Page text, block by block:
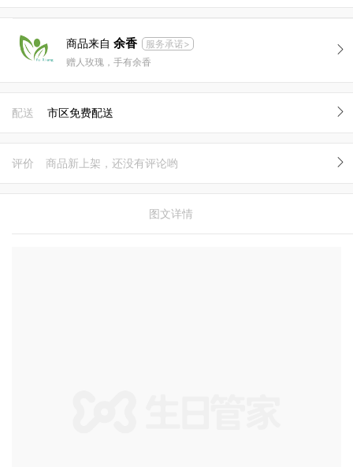
商品来自 余香
服务承诺>
赠人玫瑰，手有余香
配送 市区免费配送
评价 商品新上架，还没有评论哟
图文详情